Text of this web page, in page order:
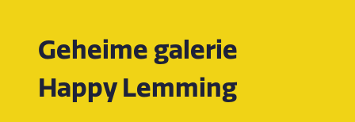
Geheime galerie
Happy Lemming